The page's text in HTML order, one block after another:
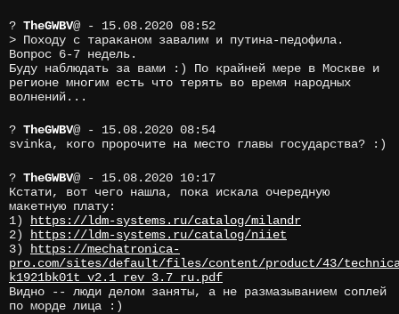
? TheGWBV@ - 15.08.2020 08:52
> Походу с тараканом завалим и путина-педофила.
Вопрос 6-7 недель.
Буду наблюдать за вами :) По крайней мере в Москве и
регионе многим есть что терять во время народных
волнений...
? TheGWBV@ - 15.08.2020 08:54
svinka, кого пророчите на место главы государства? :)
? TheGWBV@ - 15.08.2020 10:17
Кстати, вот чего нашла, пока искала очередную
макетную плату:
1)
https://ldm-systems.ru/catalog/milandr
2)
https://ldm-systems.ru/catalog/niiet
3)
https://mechatronica-
pro.com/sites/default/files/content/product/43/
k1921bk01t_v2.1_rev_3.7_ru.pdf
Видно -- люди делом заняты, а не размазыванием соплей
по морде лица :)